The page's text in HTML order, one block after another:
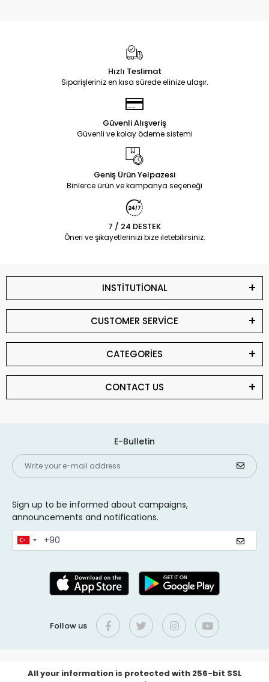
Hızlı Teslimat
Siparişleriniz en kısa sürede elinize ulaşır.
Güvenli Alışveriş
Güvenli ve kolay ödeme sistemi
Geniş Ürün Yelpazesi
Binlerce ürün ve kampanya seçeneği
7 / 24 DESTEK
Öneri ve şikayetlerinizi bize iletebilirsiniz.
INSTİTUTİONAL
CUSTOMER SERVİCE
CATEGORİES
CONTACT US
E-Bulletin
Sign up to be informed about campaigns,
announcements and notifications.
Follow us
All your information is protected with 256-bit SSL